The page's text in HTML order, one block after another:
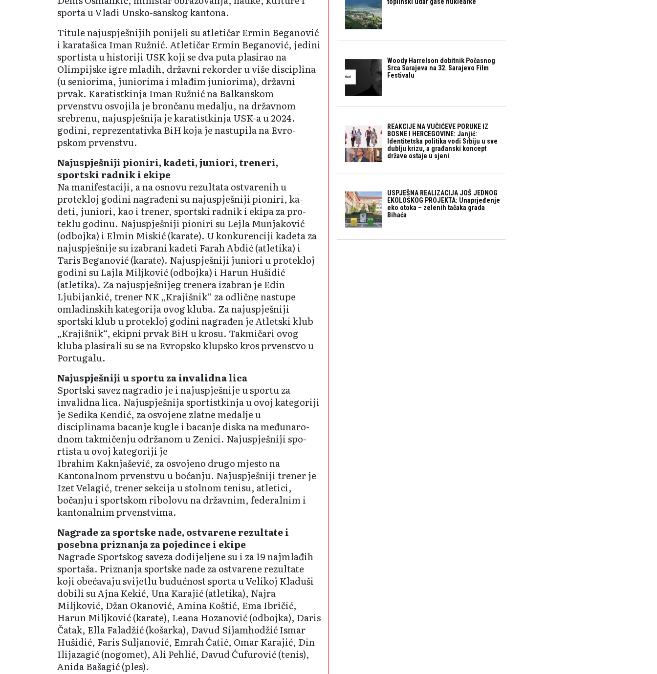
sporta u Vladi Unsko-sanskog kantona.
Titule najuspješnijih po­nijeli su atletičar Ermin Be­ga­nović
i karatašica Iman Ružnić. Atletičar Ermin Beganović, jedini
sportista u historiji USK koji se dva puta pla­si­rao na
Olimpijske igre mladih, državni rekorder u više disciplina
(u seniorima, juniorima i mlađim juniorima), državni
prvak. Kara­tistkinja Iman Ružnić na Balkanskom
prvenstvu osvojila je bro­nčanu medalju, na državnom
srebrenu, najuspješnija je karatistkinja USK-a u 2024.
godini, reprezentativka BiH koja je nastupila na Evro­
pskom prvenstvu.
Najuspješniji pioniri, kadeti, juniori, treneri,
sportski radnik i ekipe
Na manifestaciji, a na osnovu rezultata ostvarenih u
protekloj godini nagrađeni su najuspješniji pioniri, ka­
deti, juniori, kao i trener, sportski radnik i ekipa za pro­
teklu godinu. Najuspje­šniji pioniri su Lejla Munja­ković
(odbojka) i Elmin Miskić (karate). U konkure­nciji kadeta za
najuspješnije su izabrani kadeti Farah Abdić (atletika) i
Taris Bega­nović (karate). Najuspješniji juniori u protekloj
godini su Lajla Miljković (odbojka) i Harun Hušidić
(atletika). Za najuspješnijeg trenera iza­bran je Edin
Ljubijankić, trener NK „Krajišnik“ za odli­čne nastupe
omladinskih kategorija ovog kluba. Za najuspješniji
sportski klub u protekloj godini nagrađen je Atletski klub
„Krajišnik“, ekipni prvak BiH u krosu. Takmičari ovog
kluba plasirali su se na Evropsko klupsko kros prvenstvo u
Portu­galu.
Najuspješniji u sportu za invalidna lica
Sportski savez nagradio je i najuspješnije u sportu za
invalidna lica. Najuspješnija sportistkinja u ovoj kategoriji
je Sedika Kendić, za osvojene zlatne medalje u
disciplinama bacanje kugle i bacanje diska na međunaro­
dnom takmičenju održanom u Zenici. Najuspješniji spo­
rtista u ovoj kategoriji je
Ibrahim Kaknjašević, za osvojeno drugo mjesto na
Kantonalnom prvenstvu u boćanju. Najuspješniji trener je
Izet Velagić, trener sekcija u stolnom tenisu, atletici,
bočanju i sportskom ribolovu na državnim, federalnim i
kantonalnim prvenstvima.
Nagrade za sportske nade, ostvarene rezultate i
posebna priznanja za pojedince i ekipe
Nagrade Sportskog save­za dodijeljene su i za 19 najmlađih
sportaša. Prizna­nja sportske nade za ostvarene rezultate
koji obeća­vaju svijetlu budućnost spo­rta u Velikoj Kladuši
dobili su Ajna Kekić, Una Karajić (atletika), Najra
Miljković, Džan Okanović, Amina Koštić, Ema Ibričić,
Harun Miljković (karate), Leana Hozanović (odbojka), Daris
Čatak, Ella Faladžić (koša­rka), Davud Sijamhodžić Ismar
Hušidić, Faris Sulja­nović, Emrah Ćatić, Omar Karajić, Din
Ilijazagić (nogo­met), Ali Pehlić, Davud Ćufurović (tenis),
Anida Bašagić (ples).
Woody Harrelson dobitnik Počasnog
Srca Sarajeva na 32. Sarajevo Film
Festivalu
REAKCIJE NA VUČIĆEVE PORUKE IZ
BOSNE I HERCEGOVINE: Janjić:
Identitetska politika vodi Srbiju u sve
dublju krizu, a građanski koncept
države ostaje u sjeni
USPJEŠNA REALIZACIJA JOŠ JEDNOG
EKOLOŠKOG PROJEKTA: Unaprjeđenje
eko otoka – zelenih tačaka grada
Bihaća